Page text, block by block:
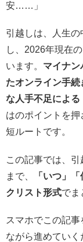
安……」
引越しは、人生
し、2026年現在
います。 マイナン
たオンライン手続
な人手不足による
はのポイントを
短ルートです。
この記事では、
まで、
「いつ」
クリスト形式でま
スマホでこの記
ながら進めてい